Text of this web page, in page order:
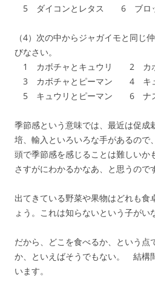
5 ダイコンとレタス 6 ブロッ
（4）次の中からジャガイモと同じ
びなさい。
1 カボチャとキュウリ 2 カボ
3 カボチャとピーマン 4 キュ
5 キュウリとピーマン 6 ナス
季節感という意味では、最近は促成
培、輸入といろいろな手があるので
頭で季節感を感じることは難しいか
さすがにわかるかなあ、と思うので
出てきている野菜や果物はどれも食
ょう。これは知らないという子がい
だから、どこを食べるか、という点
か、といえばそうでもない。 結構
います。